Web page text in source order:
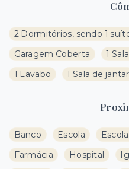
2 Dormitórios, sendo 1
Garagem Coberta
1
1 Lavabo
1 Sala de jantar
Banco Escola
Farmácia
Hospital